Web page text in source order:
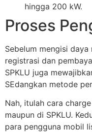
hingga 200 kW.
Proses
Sebelum mengisi
registrasi dan
SPKLU juga
SEdangkan metode
Nah, itulah cara
maupun di SPKLU.
para pengguna mobil